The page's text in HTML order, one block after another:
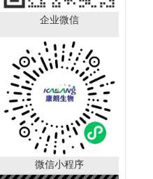
企业微信
微信小程序
D-丙氨醇；BR，98%
CAS:35320-23-1
KL1008A
￥540.00